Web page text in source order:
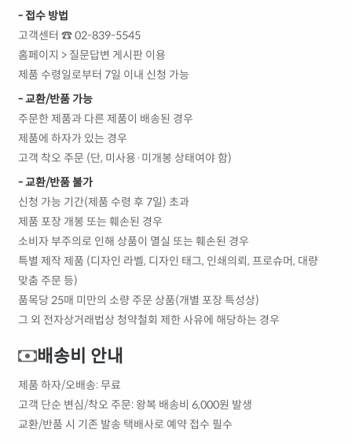
- 접수 방법
고객센터 ☎ 02-839-5545
홈페이지 > 질문답변 게시판 이용
제품 수령일로부터 7일 이내 신청 가능
- 교환/반품 가능
주문한 제품과 다른 제품이 배송된 경우
제품에 하자가 있는 경우
고객 착오 주문 (단, 미사용·미개봉 상태여야 함)
- 교환/반품 불가
신청 가능 기간(제품 수령 후 7일) 초과
제품 포장 개봉 또는 훼손된 경우
소비자 부주의로 인해 상품이 멸실 또는 훼손된 경우
특별 제작 제품 (디자인 라벨, 디자인 태그, 인쇄의뢰, 프로슈머, 대량
맞춤 주문 등)
품목당 25매 미만의 소량 주문 상품(개별 포장 특성상)
그 외 전자상거래법상 청약철회 제한 사유에 해당하는 경우
배송비 안내
제품 하자/오배송: 무료
고객 단순 변심/착오 주문: 왕복 배송비 6,000원 발생
교환/반품 시 기존 발송 택배사로 예약 접수 필수